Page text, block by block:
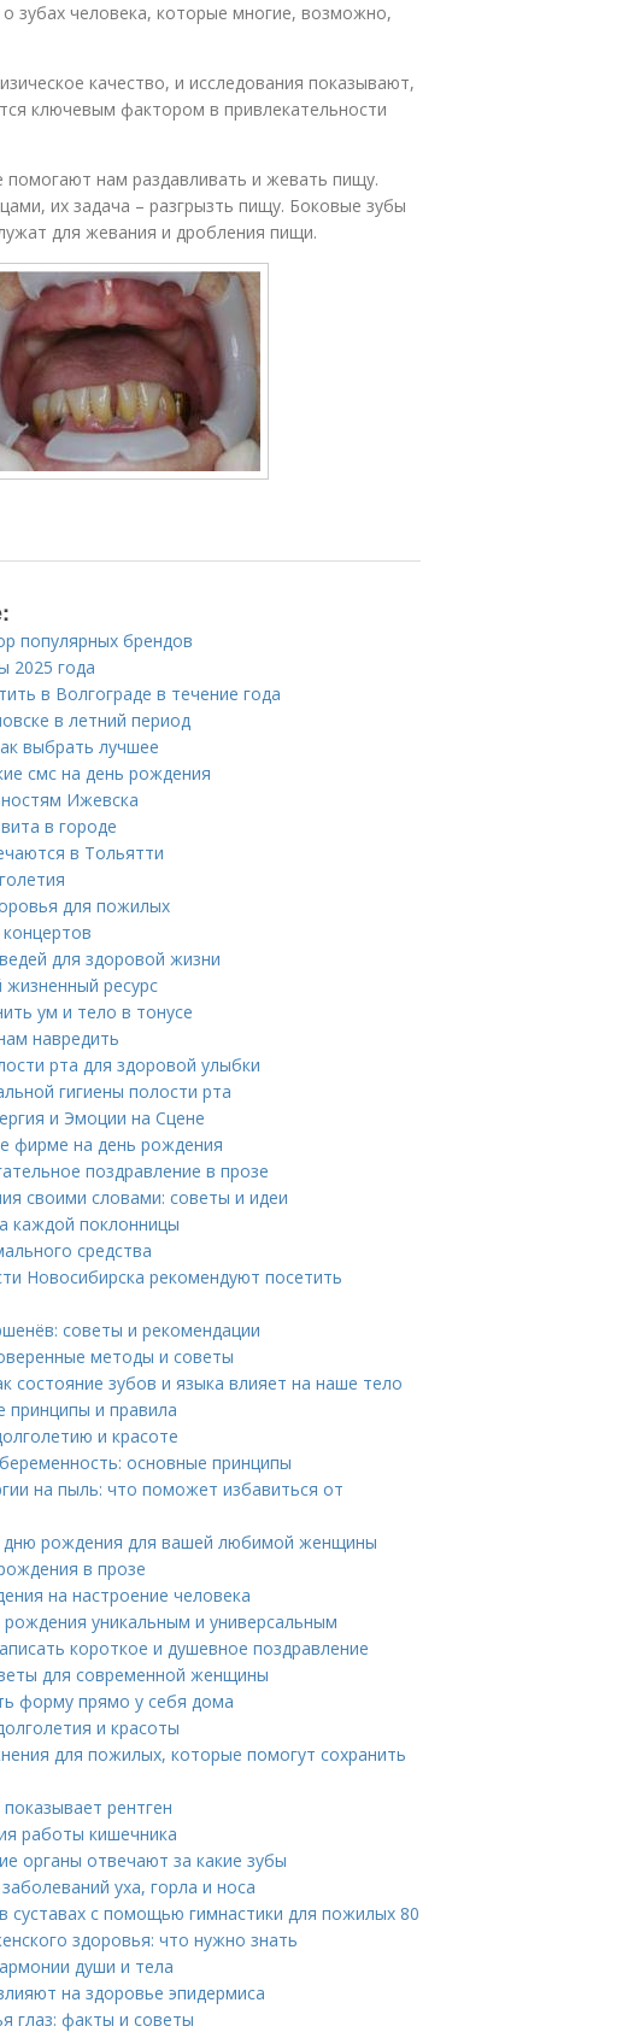
зубах человека, которые многие, возможно,
качество, и исследования показывают,
ключевым фактором в привлекательности
нам раздавливать и жевать пищу.
их задача – разгрызть пищу. Боковые зубы
для жевания и дробления пищи.
популярных брендов
2025 года
в Волгограде в течение года
в летний период
выбрать лучшее
смс на день рождения
Ижевска
в городе
в Тольятти
для пожилых
для здоровой жизни
жизненный ресурс
ум и тело в тонусе
навредить
рта для здоровой улыбки
гигиены полости рта
и Эмоции на Сцене
фирме на день рождения
поздравление в прозе
своими словами: советы и идеи
каждой поклонницы
средства
Новосибирска рекомендуют посетить
советы и рекомендации
методы и советы
состояние зубов и языка влияет на наше тело
принципы и правила
и красоте
основные принципы
на пыль: что поможет избавиться от
дню рождения для вашей любимой женщины
в прозе
на настроение человека
уникальным и универсальным
короткое и душевное поздравление
для современной женщины
форму прямо у себя дома
и красоты
для пожилых, которые помогут сохранить
рентген
работы кишечника
органы отвечают за какие зубы
уха, горла и носа
суставах с помощью гимнастики для пожилых 80
здоровья: что нужно знать
души и тела
на здоровье эпидермиса
глаз: факты и советы